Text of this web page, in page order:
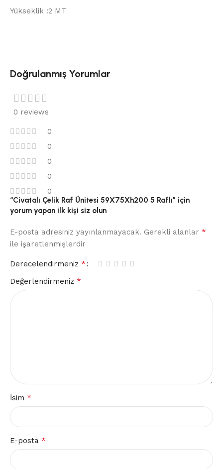
Yükseklik :2 MT
Doğrulanmış Yorumlar
0 reviews
0
0
0
0
0
“Civatalı Çelik Raf Ünitesi 59X75Xh200 5 Raflı” için
yorum yapan ilk kişi siz olun
E-posta adresiniz yayınlanmayacak. Gerekli alanlar *
ile işaretlenmişlerdir
Derecelendirmeniz *
Değerlendirmeniz *
İsim *
E-posta *